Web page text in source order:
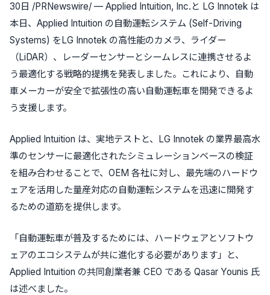
30日 /PRNewswire/ — Applied Intuition, Inc.と LG Innotek は
本日、Applied Intuition の自動運転システム (Self-Driving
Systems) をLG Innotek の高性能のカメラ、ライダー
（LiDAR）、レーダーセンサーとシームレスに連携させるよ
う最適化する戦略的提携を発表しました。これにより、自動
車メーカーが安全で拡張性の高い自動運転車を開発できるよ
う支援します。
Applied Intuition は、実地テストと、LG Innotek の業界最高水
準のセンサーに最適化されたシミュレーションベースの検証
を組み合わせることで、OEM 各社に対し、最先端のハードウ
ェアを活用した量産対応の自動運転システムを迅速に開発す
るための道筋を提供します。
「自動運転車が普及するためには、ハードウェアとソフトウ
ェアのエコシステムが共に進化する必要があります」と、
Applied Intuition の共同創業者兼 CEO である Qasar Younis 氏
は述べました。